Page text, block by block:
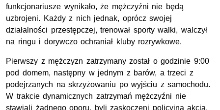
funkcjonariusze wynikało, że mężczyźni nie będą
uzbrojeni. Każdy z nich jednak, oprócz swojej
działalności przestępczej, trenował sporty walki, walczył
na ringu i dorywczo ochraniał kluby rozrywkowe.
Pierwszy z mężczyzn zatrzymany został o godzinie 9:00
pod domem, następny w jednym z barów, a trzeci z
podejrzanych na skrzyżowaniu po wyjściu z samochodu.
W trakcie dynamicznych zatrzymań mężczyźni nie
stawiali żadnego oporu, byli zaskoczeni policyjną akcją.